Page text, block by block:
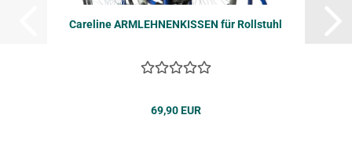
Ca­re­li­ne ARM­LEH­NEN­KIS­SEN für Roll­stuhl
69,90 EUR